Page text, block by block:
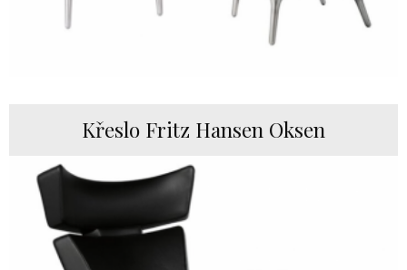
Křeslo Fritz Hansen Oksen